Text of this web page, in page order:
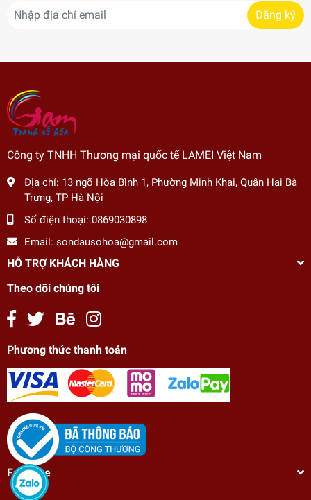
Đăng ký
Công ty TNHH Thương mại quốc tế LAMEI Việt Nam
Địa chỉ: 13 ngõ Hòa Bình 1, Phường Minh Khai, Quận Hai Bà
Trưng, TP Hà Nội
Số điện thoại: 0869030898
Email: sondausohoa@gmail.com
HỖ TRỢ KHÁCH HÀNG
Theo dõi chúng tôi
Phương thức thanh toán
Fanpage